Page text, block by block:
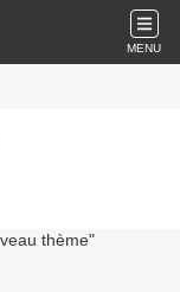
MENU